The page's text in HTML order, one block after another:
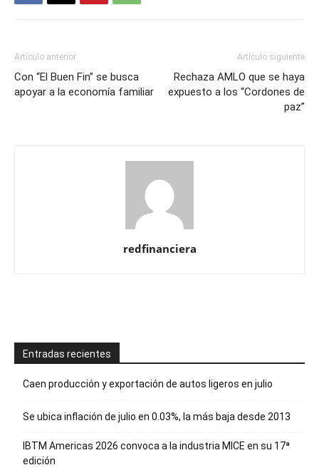
Artículo anterior
Con “El Buen Fin” se busca
apoyar a la economía familiar
Artículo siguiente
Rechaza AMLO que se haya
expuesto a los “Cordones de
paz”
redfinanciera
Entradas recientes
Caen producción y exportación de autos ligeros en julio
Se ubica inflación de julio en 0.03%, la más baja desde 2013
IBTM Americas 2026 convoca a la industria MICE en su 17ª
edición